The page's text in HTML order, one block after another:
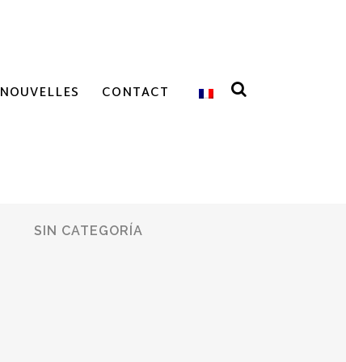
NOUVELLES CONTACT
SIN CATEGORÍA